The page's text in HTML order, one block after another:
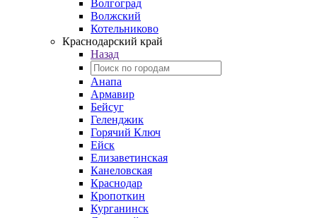
Волгоград
Волжский
Котельниково
Краснодарский край
Назад
Анапа
Армавир
Бейсуг
Геленджик
Горячий Ключ
Ейск
Елизаветинская
Канеловская
Краснодар
Кропоткин
Курганинск